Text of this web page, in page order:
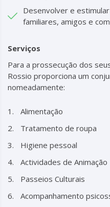
Desenvolver e
familiares, amigos e
Serviços
Para a prossecução dos
Rossio proporciona um
nomeadamente:
Alimentação
Tratamento de roupa
Higiene pessoal
Actividades de Animação
Passeios Culturais
Acompanhamento